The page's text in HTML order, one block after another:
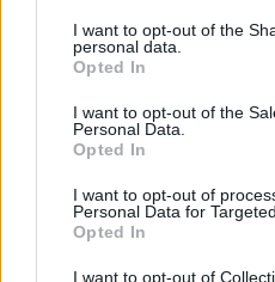
not limited to your visit or
grant or deny consent to
use your data for below
consent section.
I want to opt-out of the
personal data.
Opted In
I want to opt-out of the
Personal Data.
Opted In
I want to opt-out of
Personal Data for
Opted In
I want to opt-out of
hiszen a Puskás
korszakot nyitunk,
magyar labdarúgókat
Észak-Amerikára
tevékenységet.
komoly eredményeket
A Puskás Akadémia